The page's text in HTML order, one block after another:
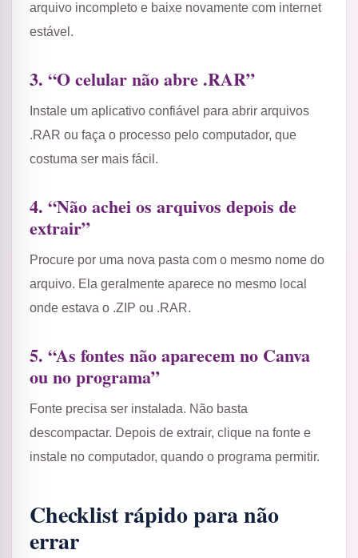
arquivo incompleto e baixe novamente com internet
estável.
3. “O celular não abre .RAR”
Instale um aplicativo confiável para abrir arquivos
.RAR ou faça o processo pelo computador, que
costuma ser mais fácil.
4. “Não achei os arquivos depois de
extrair”
Procure por uma nova pasta com o mesmo nome do
arquivo. Ela geralmente aparece no mesmo local
onde estava o .ZIP ou .RAR.
5. “As fontes não aparecem no Canva
ou no programa”
Fonte precisa ser instalada. Não basta
descompactar. Depois de extrair, clique na fonte e
instale no computador, quando o programa permitir.
Checklist rápido para não
errar